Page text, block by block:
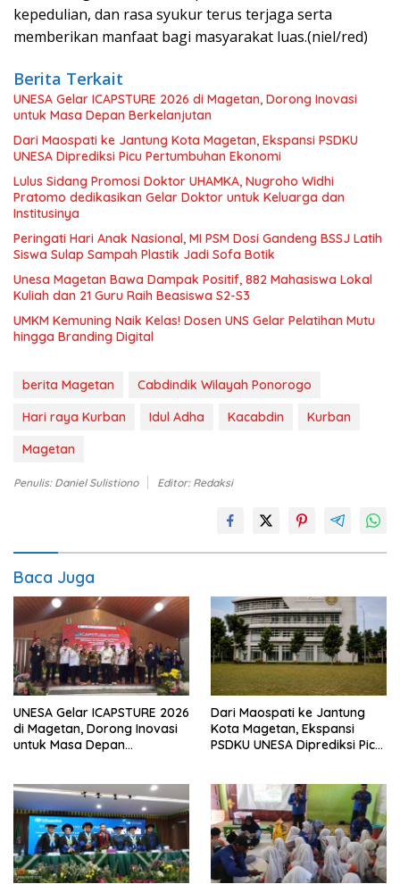
kepedulian, dan rasa syukur terus terjaga serta
memberikan manfaat bagi masyarakat luas.(niel/red)
Berita Terkait
UNESA Gelar ICAPSTURE 2026 di Magetan, Dorong Inovasi
untuk Masa Depan Berkelanjutan
Dari Maospati ke Jantung Kota Magetan, Ekspansi PSDKU
UNESA Diprediksi Picu Pertumbuhan Ekonomi
Lulus Sidang Promosi Doktor UHAMKA, Nugroho Widhi
Pratomo dedikasikan Gelar Doktor untuk Keluarga dan
Institusinya
Peringati Hari Anak Nasional, MI PSM Dosi Gandeng BSSJ Latih
Siswa Sulap Sampah Plastik Jadi Sofa Botik
Unesa Magetan Bawa Dampak Positif, 882 Mahasiswa Lokal
Kuliah dan 21 Guru Raih Beasiswa S2-S3
UMKM Kemuning Naik Kelas! Dosen UNS Gelar Pelatihan Mutu
hingga Branding Digital
berita Magetan
Cabdindik Wilayah Ponorogo
Hari raya Kurban
Idul Adha Kacabdin
Kurban
Magetan
Penulis: Daniel Sulistiono Editor: Redaksi
Baca Juga
UNESA Gelar ICAPSTURE 2026
di Magetan, Dorong Inovasi
untuk Masa Depan
Dari Maospati ke Jantung
Kota Magetan, Ekspansi
PSDKU UNESA Diprediksi Picu